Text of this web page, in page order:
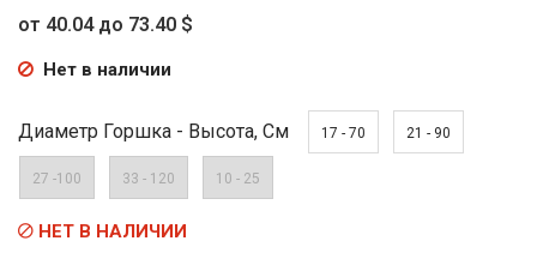
от 40.04 до 73.40 $
Нет в наличии
Диаметр Горшка - Высота, См 17 - 70 21 - 90
27 -100 33 - 120 10 - 25
НЕТ В НАЛИЧИИ